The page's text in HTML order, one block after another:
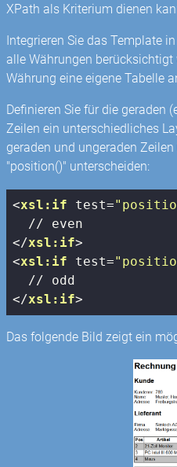
XPath als Kriterium dienen
Integrieren Sie das Template
alle Währungen berücksichtigt
Währung eine eigene Tabelle
Definieren Sie für die geraden
Zeilen ein unterschiedliches
geraden und ungeraden
"position()" unterscheiden:
<xsl:if test=
</xsl:if>
<xsl:if test=
</xsl:if>
Das folgende Bild zeigt ein